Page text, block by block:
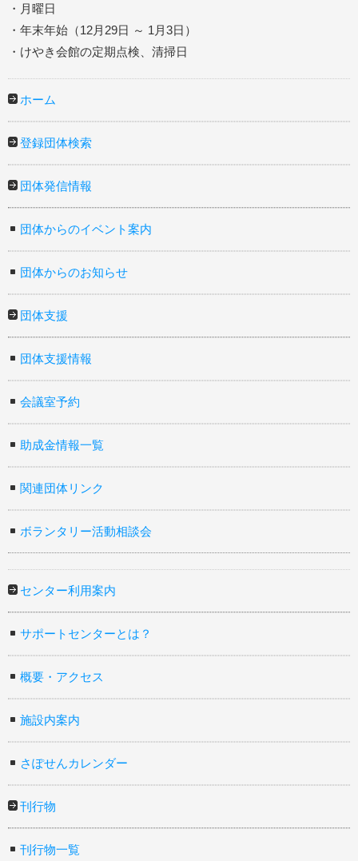
・月曜日
・年末年始（12月29日 ～ 1月3日）
・けやき会館の定期点検、清掃日
ホーム
登録団体検索
団体発信情報
団体からのイベント案内
団体からのお知らせ
団体支援
団体支援情報
会議室予約
助成金情報一覧
関連団体リンク
ボランタリー活動相談会
センター利用案内
サポートセンターとは？
概要・アクセス
施設内案内
さぽせんカレンダー
刊行物
刊行物一覧